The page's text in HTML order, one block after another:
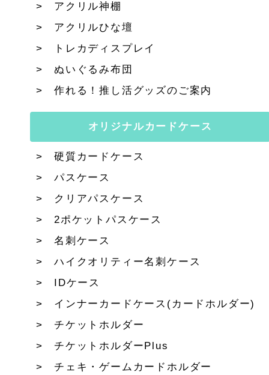
アクリル神棚
アクリルひな壇
トレカディスプレイ
ぬいぐるみ布団
作れる！推し活グッズのご案内
オリジナルカードケース
硬質カードケース
パスケース
クリアパスケース
2ポケットパスケース
名刺ケース
ハイクオリティー名刺ケース
IDケース
インナーカードケース(カードホルダー)
チケットホルダー
チケットホルダーPlus
チェキ・ゲームカードホルダー